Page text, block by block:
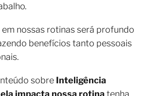
nossas rotinas será profundo
benefícios tanto pessoais
sobre Inteligência
impacta nossa rotinatenha